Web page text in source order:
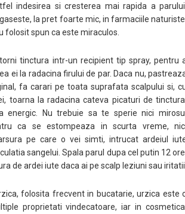
indesirea si cresterea mai rapida a
la pret foarte mic, in farmaciile
folosit spun ca este miraculos.
tinctura intr-un recipient tip spray, pentru
ei la radacina firului de par. Daca nu,
fa carari pe toata suprafata scalpului si,
toarna la radacina cateva picaturi de
energic. Nu trebuie sa te sperie nici
ca se estompeaza in scurta vreme,
pe care o vei simti, intrucat ardeiul
sangelui. Spala parul dupa cel putin 12
de ardei iute daca ai pe scalp leziuni sau
folosita frecvent in bucatarie, urzica este
proprietati vindecatoare, iar in